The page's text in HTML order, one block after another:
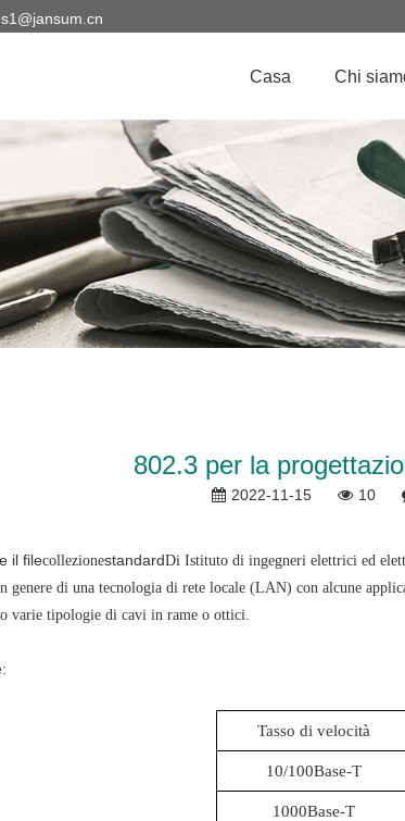
Casa Chi
802.3 per la
2022-11-15 10
il filecollezionestandardDi Istituto di ingegneri elettrici ed
genere di una tecnologia di rete locale (LAN) con alcune
varie tipologie di cavi in ​​rame o ottici.
Tasso di velocità
10/100Base-T
1000Base-T